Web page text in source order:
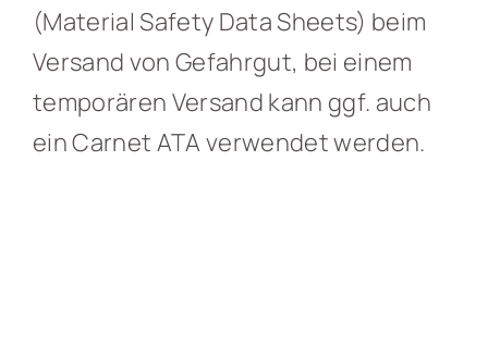
Deutsch
(Material Safety Data Sheets) beim
Versand von Gefahrgut, bei einem
temporären Versand kann ggf. auch
ein Carnet ATA verwendet werden.